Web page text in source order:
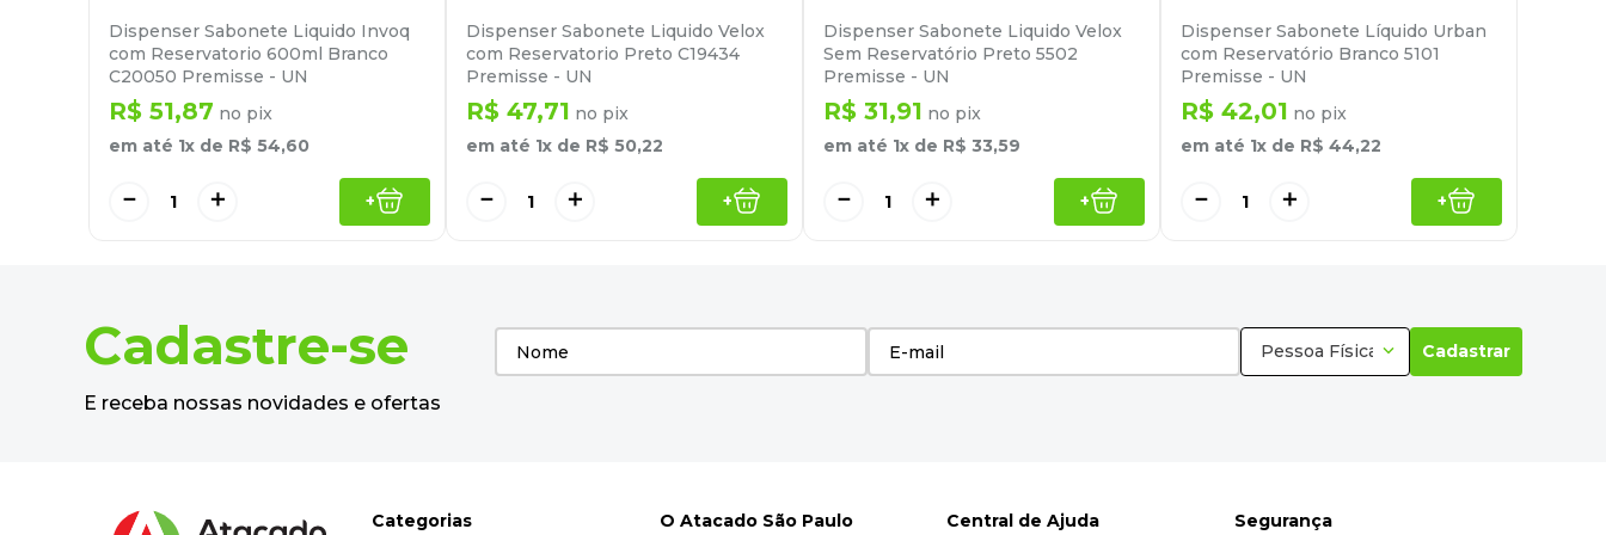
Dispenser Sabonete Liquido Invoq
com Reservatorio 600ml Branco
C20050 Premisse - UN
R$ 51,87 no pix
em até 1x de R$ 54,60
＋
－ +
Dispenser Sabonete Liquido Velox
com Reservatorio Preto C19434
Premisse - UN
R$ 47,71 no pix
em até 1x de R$ 50,22
＋
－ +
Dispenser Sabonete Liquido Velox
Sem Reservatório Preto 5502
Premisse - UN
R$ 31,91 no pix
em até 1x de R$ 33,59
＋
－ +
Dispenser Sabonete Líquido Urban
com Reservatório Branco 5101
Premisse - UN
R$ 42,01 no pix
em até 1x de R$ 44,22
＋
－ +
Cadastre-se
E receba nossas novidades e ofertas
Pessoa Física Cadastrar
Categorias O Atacado São Paulo Central de Ajuda Segurança